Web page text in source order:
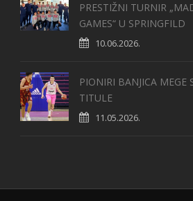
PRESTIŽNI TURNIR
GAMES“ U SPRINGFILD
10.06.2026.
PIONIRI BANJICA MEGE
TITULE
11.05.2026.